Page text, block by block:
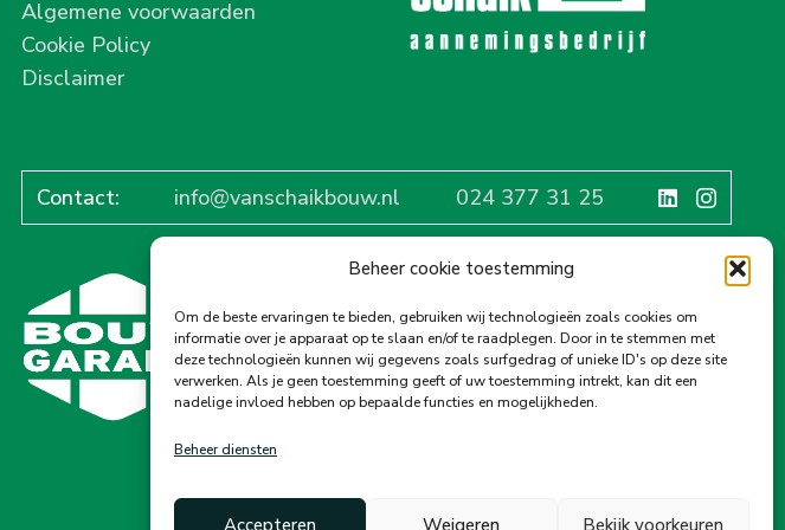
Beheer cookie toestemming
Om de beste ervaringen te bieden, gebruiken wij technologieën zoals cookies om
informatie over je apparaat op te slaan en/of te raadplegen. Door in te stemmen met
deze technologieën kunnen wij gegevens zoals surfgedrag of unieke ID's op deze site
verwerken. Als je geen toestemming geeft of uw toestemming intrekt, kan dit een
nadelige invloed hebben op bepaalde functies en mogelijkheden.
Beheer diensten
Accepteren Weigeren Bekijk voorkeuren
Algemene voorwaarden
Cookie Policy
Disclaimer
Contact: info@vanschaikbouw.nl 024 377 31 25